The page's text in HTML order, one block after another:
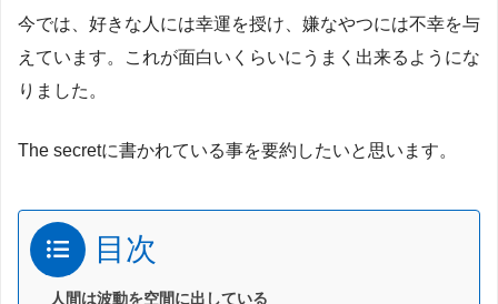
今では、好きな人には幸運を授け、嫌なやつには不幸を与
えています。これが面白いくらいにうまく出来るようにな
りました。
The secretに書かれている事を要約したいと思います。
目次
人間は波動を空間に出している